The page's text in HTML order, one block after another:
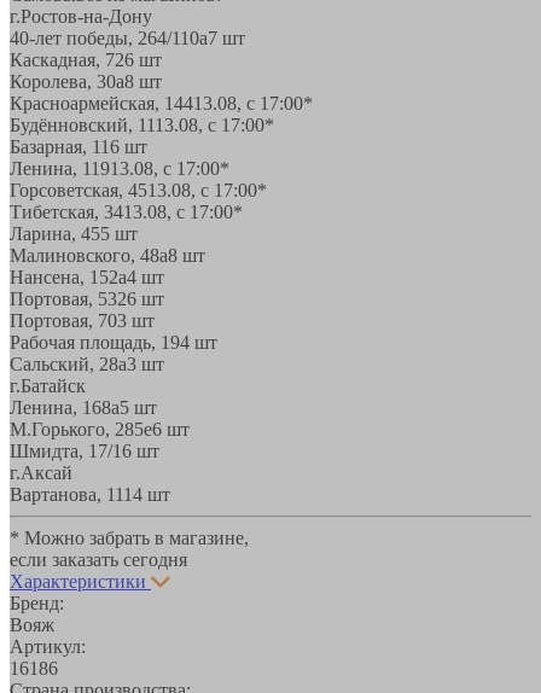
г.Ростов-на-Дону
40-лет победы, 264/110а7 шт
Каскадная, 726 шт
Королева, 30а8 шт
Красноармейская, 14413.08, с 17:00*
Будённовский, 1113.08, с 17:00*
Базарная, 116 шт
Ленина, 11913.08, с 17:00*
Горсоветская, 4513.08, с 17:00*
Тибетская, 3413.08, с 17:00*
Ларина, 455 шт
Малиновского, 48а8 шт
Нансена, 152а4 шт
Портовая, 5326 шт
Портовая, 703 шт
Рабочая площадь, 194 шт
Сальский, 28a3 шт
г.Батайск
Ленина, 168а5 шт
М.Горького, 285е6 шт
Шмидта, 17/16 шт
г.Аксай
Вартанова, 1114 шт
* Можно забрать в магазине,
если заказать сегодня
Характеристики
Бренд:
Вояж
Артикул:
16186